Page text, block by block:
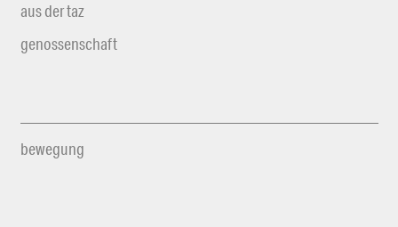
aus der taz
genossenschaft
bewegung